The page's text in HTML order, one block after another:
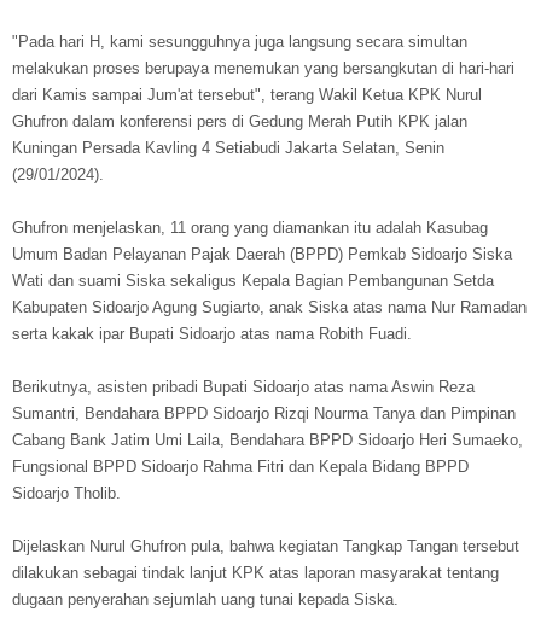
"Pada hari H, kami sesungguhnya juga langsung secara simultan
melakukan proses berupaya menemukan yang bersangkutan di hari-hari
dari Kamis sampai Jum'at tersebut", terang Wakil Ketua KPK Nurul
Ghufron dalam konferensi pers di Gedung Merah Putih KPK jalan
Kuningan Persada Kavling 4 Setiabudi Jakarta Selatan, Senin
(29/01/2024).
Ghufron menjelaskan, 11 orang yang diamankan itu adalah Kasubag
Umum Badan Pelayanan Pajak Daerah (BPPD) Pemkab Sidoarjo Siska
Wati dan suami Siska sekaligus Kepala Bagian Pembangunan Setda
Kabupaten Sidoarjo Agung Sugiarto, anak Siska atas nama Nur Ramadan
serta kakak ipar Bupati Sidoarjo atas nama Robith Fuadi.
Berikutnya, asisten pribadi Bupati Sidoarjo atas nama Aswin Reza
Sumantri, Bendahara BPPD Sidoarjo Rizqi Nourma Tanya dan Pimpinan
Cabang Bank Jatim Umi Laila, Bendahara BPPD Sidoarjo Heri Sumaeko,
Fungsional BPPD Sidoarjo Rahma Fitri dan Kepala Bidang BPPD
Sidoarjo Tholib.
Dijelaskan Nurul Ghufron pula, bahwa kegiatan Tangkap Tangan tersebut
dilakukan sebagai tindak lanjut KPK atas laporan masyarakat tentang
dugaan penyerahan sejumlah uang tunai kepada Siska.